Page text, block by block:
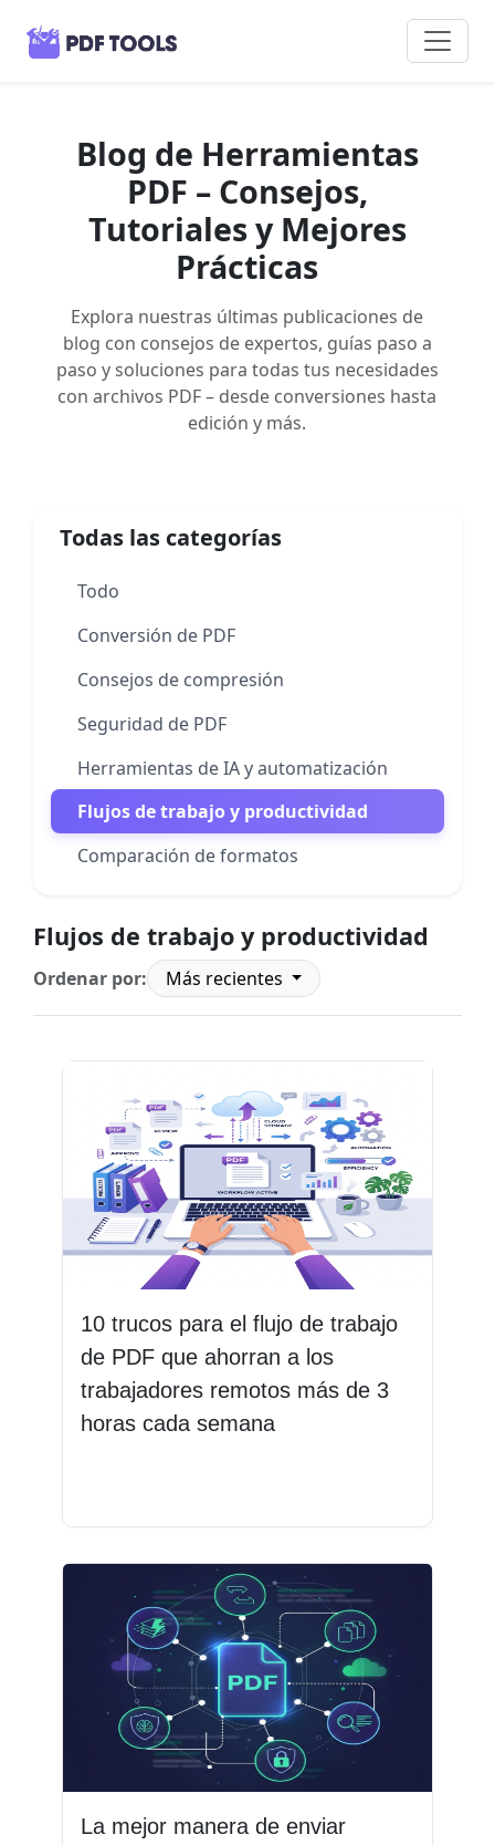
Blog de Herramientas
PDF – Consejos,
Tutoriales y Mejores
Prácticas
Explora nuestras últimas publicaciones de
blog con consejos de expertos, guías paso a
paso y soluciones para todas tus necesidades
con archivos PDF – desde conversiones hasta
edición y más.
Todas las categorías
Todo
Conversión de PDF
Consejos de compresión
Seguridad de PDF
Herramientas de IA y automatización
Flujos de trabajo y productividad
Comparación de formatos
Flujos de trabajo y productividad
Ordenar por: Más recientes
10 trucos para el flujo de trabajo
de PDF que ahorran a los
trabajadores remotos más de 3
horas cada semana
La mejor manera de enviar